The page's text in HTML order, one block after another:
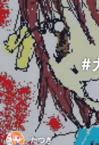
#
たつき